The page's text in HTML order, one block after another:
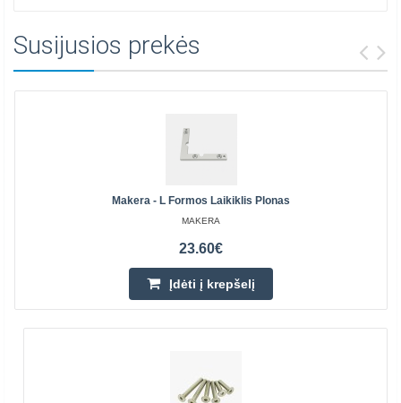
Susijusios prekės
Makera - L Formos Laikiklis Plonas
MAKERA
23.60€
Įdėti į krepšelį